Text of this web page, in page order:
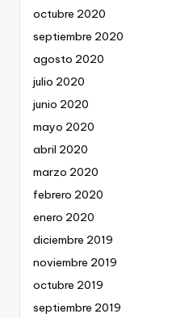
octubre 2020
septiembre 2020
agosto 2020
julio 2020
junio 2020
mayo 2020
abril 2020
marzo 2020
febrero 2020
enero 2020
diciembre 2019
noviembre 2019
octubre 2019
septiembre 2019